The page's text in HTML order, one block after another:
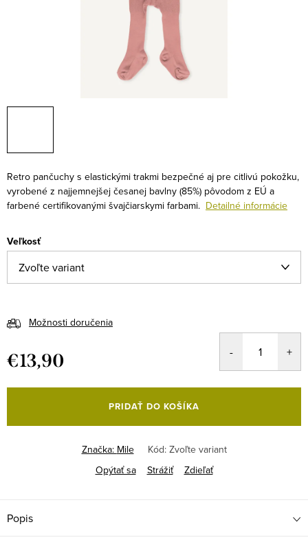
Retro pančuchy s elastickými trakmi bezpečné aj pre citlivú pokožku,
vyrobené z najjemnejšej česanej bavlny (85%) pôvodom z EÚ a
farbené certifikovanými švajčiarskymi farbami. Detailné informácie
Veľkosť
Možnosti doručenia
€13,90
cena:
PRIDAŤ DO KOŠÍKA
Značka: Mile Kód: Zvoľte variant
Opýtať sa
Strážiť Zdieľať
Popis